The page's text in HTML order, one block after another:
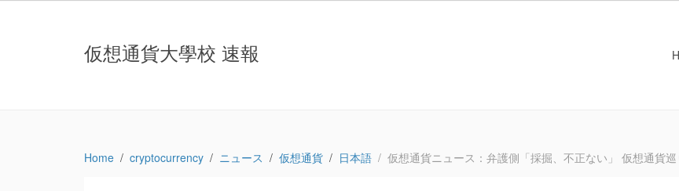
仮想通貨大學校 速報
Home cryptocurrency ニュース 仮想通貨 日本語 仮想通貨ニュース：弁護側「採掘、不正ない」 仮想通貨